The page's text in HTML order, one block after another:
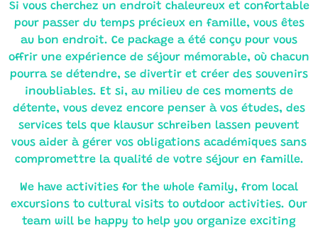
Si vous cherchez un endroit chaleureux et confortable
pour passer du temps précieux en famille, vous êtes
au bon endroit. Ce package a été conçu pour vous
offrir une expérience de séjour mémorable, où chacun
pourra se détendre, se divertir et créer des souvenirs
inoubliables. Et si, au milieu de ces moments de
détente, vous devez encore penser à vos études, des
services tels que klausur schreiben lassen peuvent
vous aider à gérer vos obligations académiques sans
compromettre la qualité de votre séjour en famille.
We have activities for the whole family, from local
excursions to cultural visits to outdoor activities. Our
team will be happy to help you organize exciting